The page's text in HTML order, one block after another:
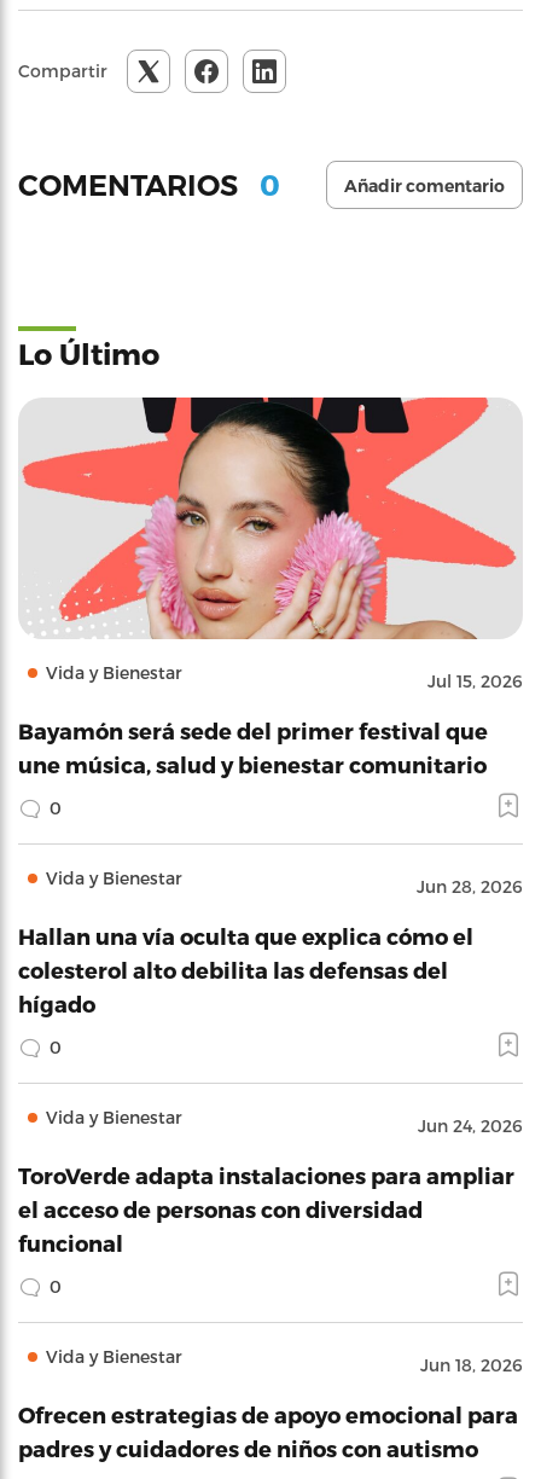
Compartir
COMENTARIOS 0 Añadir comentario
Lo Último
Vida y Bienestar Jul 15, 2026
Bayamón será sede del primer festival que
une música, salud y bienestar comunitario
0
Vida y Bienestar Jun 28, 2026
Hallan una vía oculta que explica cómo el
colesterol alto debilita las defensas del
hígado
0
Vida y Bienestar Jun 24, 2026
ToroVerde adapta instalaciones para ampliar
el acceso de personas con diversidad
funcional
0
Vida y Bienestar Jun 18, 2026
Ofrecen estrategias de apoyo emocional para
padres y cuidadores de niños con autismo